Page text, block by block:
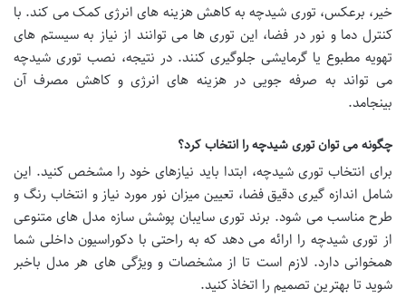
خیر، برعکس، توری شیدچه به کاهش هزینه های انرژی کمک می کند. با
کنترل دما و نور در فضا، این توری ها می توانند از نیاز به سیستم های
تهویه مطبوع یا گرمایشی جلوگیری کنند. در نتیجه، نصب توری شیدچه
می تواند به صرفه جویی در هزینه های انرژی و کاهش مصرف آن
بینجامد.
چگونه می توان توری شیدچه را انتخاب کرد؟
برای انتخاب توری شیدچه، ابتدا باید نیازهای خود را مشخص کنید. این
شامل اندازه گیری دقیق فضا، تعیین میزان نور مورد نیاز و انتخاب رنگ و
طرح مناسب می شود. برند توری سایبان پوشش سازه مدل های متنوعی
از توری شیدچه را ارائه می دهد که به راحتی با دکوراسیون داخلی شما
همخوانی دارد. لازم است تا از مشخصات و ویژگی های هر مدل باخبر
شوید تا بهترین تصمیم را اتخاذ کنید.